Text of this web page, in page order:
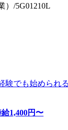
）/5G01210L
験でも始められ
給1,400円〜